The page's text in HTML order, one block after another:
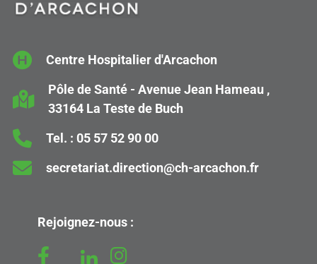
Centre Hospitalier d'Arcachon
Pôle de Santé - Avenue Jean Hameau ,
33164 La Teste de Buch
Tel. : 05 57 52 90 00
secretariat.direction@ch-arcachon.fr
Rejoignez-nous :